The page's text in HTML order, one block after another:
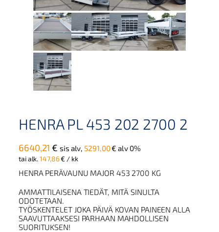
HENRA PL 453 202 2700 2
6640,21 € sis alv, 5291,00€ alv 0%
tai alk.147,86€ / kk
HENRA PERÄVAUNU MAJOR 453 2700 KG
AMMATTILAISENA TIEDÄT, MITÄ SINULTA
ODOTETAAN.
TYÖSKENTELET JOKA PÄIVÄ KOVAN PAINEEN ALLA
SAAVUTTAAKSESI PARHAAN MAHDOLLISEN
SUORITUKSEN!